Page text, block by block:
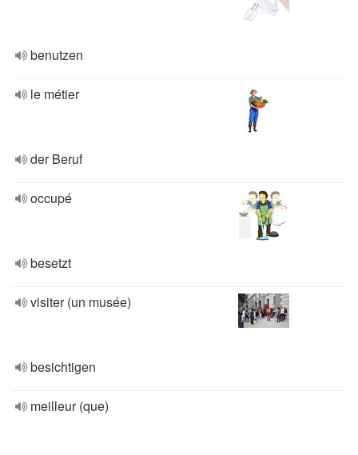
benutzen
le métier
der Beruf
occupé
besetzt
visiter (un musée)
besichtigen
meilleur (que)